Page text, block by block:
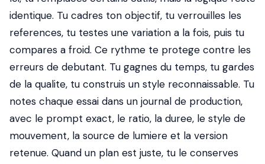
identique. Tu cadres ton objectif, tu verrouilles les
references, tu testes une variation a la fois, puis tu
compares a froid. Ce rythme te protege contre les
erreurs de debutant. Tu gagnes du temps, tu gardes
de la qualite, tu construis un style reconnaissable. Tu
notes chaque essai dans un journal de production,
avec le prompt exact, le ratio, la duree, le style de
mouvement, la source de lumiere et la version
retenue. Quand un plan est juste, tu le conserves